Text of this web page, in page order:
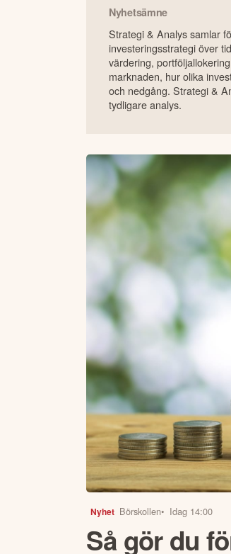
Nyhetsämne
Strategi & Analys samlar
investeringsstrategi över
värdering,
marknaden, hur olika
och nedgång. Strategi &
tydligare analys.
Nyhet Börskollen• Idag 14:00
Så gör du